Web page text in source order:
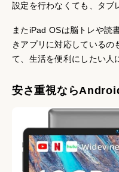
設定を行わなくても、タブ
またiPad OSは脳トレや読
きアプリに対応しているの
て、生活を便利にしたい人
安さ重視なら